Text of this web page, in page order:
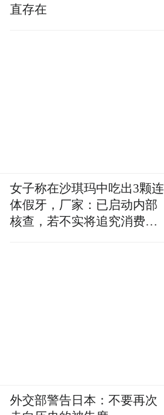
直存在
女子称在沙琪玛中吃出3颗连
体假牙，厂家：已启动内部
核查，若不实将追究消费者
外交部警告日本：不要再次